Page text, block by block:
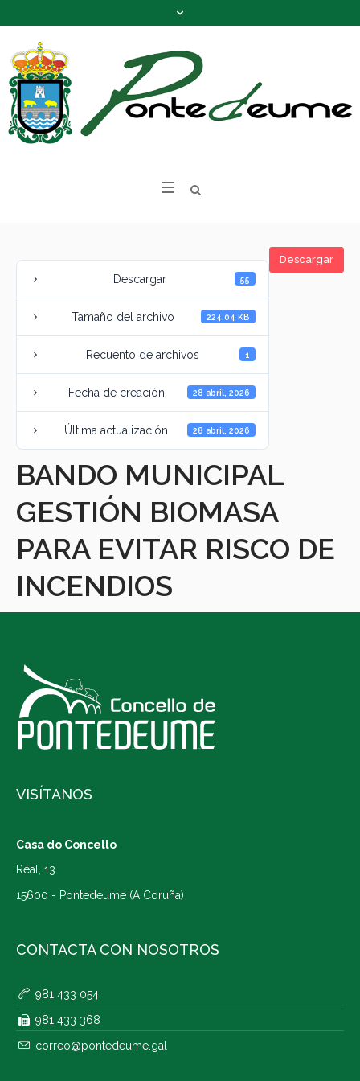
Descargar
Descargar 55
Tamaño del archivo 224.04 KB
Recuento de archivos 1
Fecha de creación 28 abril, 2026
Última actualización 28 abril, 2026
BANDO MUNICIPAL
GESTIÓN BIOMASA
PARA EVITAR RISCO DE
INCENDIOS
VISÍTANOS
Casa do Concello
Real, 13
15600 - Pontedeume (A Coruña)
CONTACTA CON NOSOTROS
981 433 054
981 433 368
correo@pontedeume.gal